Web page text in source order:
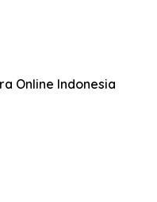
Online Indonesia